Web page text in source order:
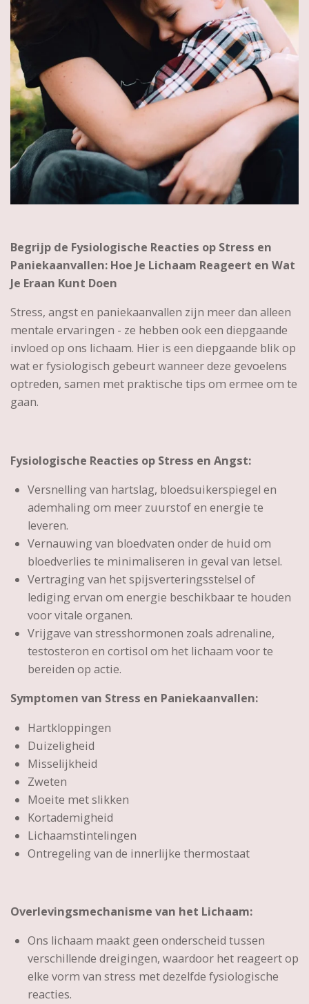
Begrijp de Fysiologische Reacties op Stress en
Paniekaanvallen: Hoe Je Lichaam Reageert en Wat
Je Eraan Kunt Doen
Stress, angst en paniekaanvallen zijn meer dan alleen
mentale ervaringen - ze hebben ook een diepgaande
invloed op ons lichaam. Hier is een diepgaande blik op
wat er fysiologisch gebeurt wanneer deze gevoelens
optreden, samen met praktische tips om ermee om te
gaan.
Fysiologische Reacties op Stress en Angst:
Versnelling van hartslag, bloedsuikerspiegel en
ademhaling om meer zuurstof en energie te
leveren.
Vernauwing van bloedvaten onder de huid om
bloedverlies te minimaliseren in geval van letsel.
Vertraging van het spijsverteringsstelsel of
lediging ervan om energie beschikbaar te houden
voor vitale organen.
Vrijgave van stresshormonen zoals adrenaline,
testosteron en cortisol om het lichaam voor te
bereiden op actie.
Symptomen van Stress en Paniekaanvallen:
Hartkloppingen
Duizeligheid
Misselijkheid
Zweten
Moeite met slikken
Kortademigheid
Lichaamstintelingen
Ontregeling van de innerlijke thermostaat
Overlevingsmechanisme van het Lichaam:
Ons lichaam maakt geen onderscheid tussen
verschillende dreigingen, waardoor het reageert op
elke vorm van stress met dezelfde fysiologische
reacties.